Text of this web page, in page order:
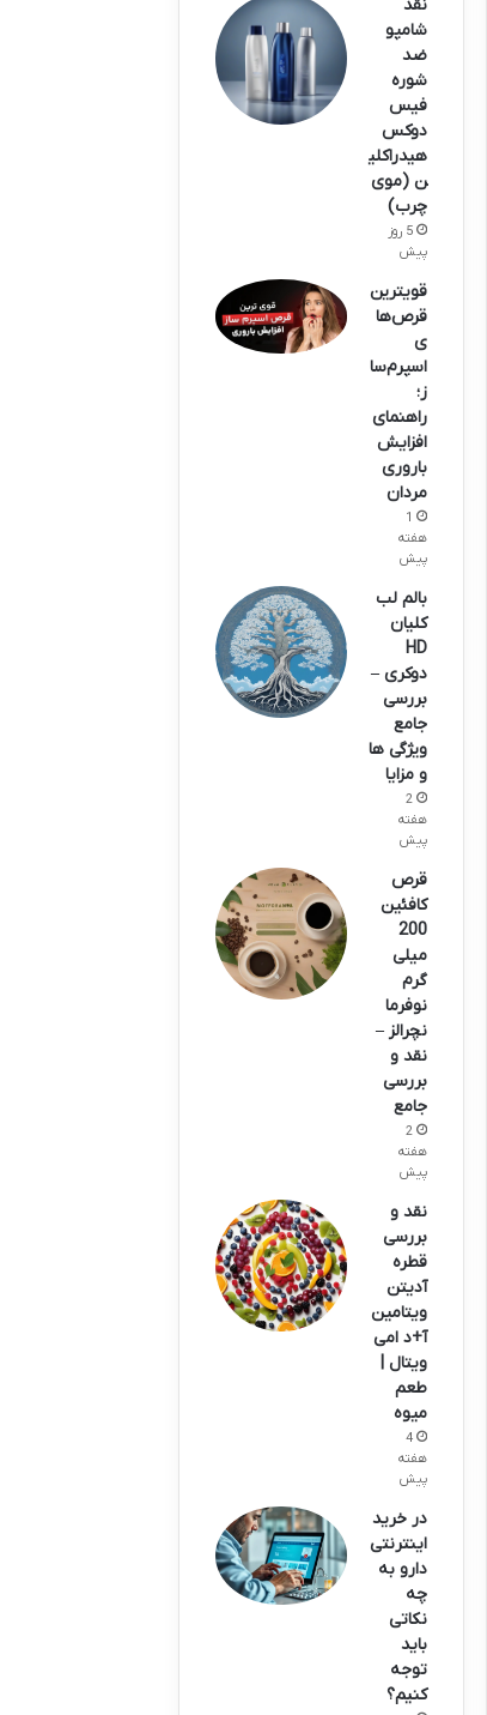
نقد
شامپو
ضد
شوره
فیس
دوکس
هیدراکلی
ن (موی
چرب)
5 روز
پیش
قویترین
قرص‌ها
ی
اسپرم‌سا
ز؛
راهنمای
افزایش
باروری
مردان
1
هفته
پیش
بالم لب
کلیان
HD
دوکری –
بررسی
جامع
ویژگی ها
و مزایا
2
هفته
پیش
قرص
کافئین
200
میلی
گرم
نوفرما
نچرالز –
نقد و
بررسی
جامع
2
هفته
پیش
نقد و
بررسی
قطره
آدیتن
ویتامین
آ+د امی
ویتال |
طعم
میوه
4
هفته
پیش
در خرید
اینترنتی
دارو به
چه
نکاتی
باید
توجه
کنیم؟